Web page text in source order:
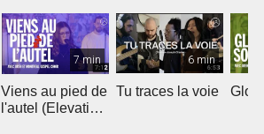
7 min
Viens au pied de
l'autel (Elevation
6 min
Tu traces la voie